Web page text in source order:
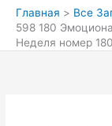
Главная
Все
598 180
Неделя номер 180